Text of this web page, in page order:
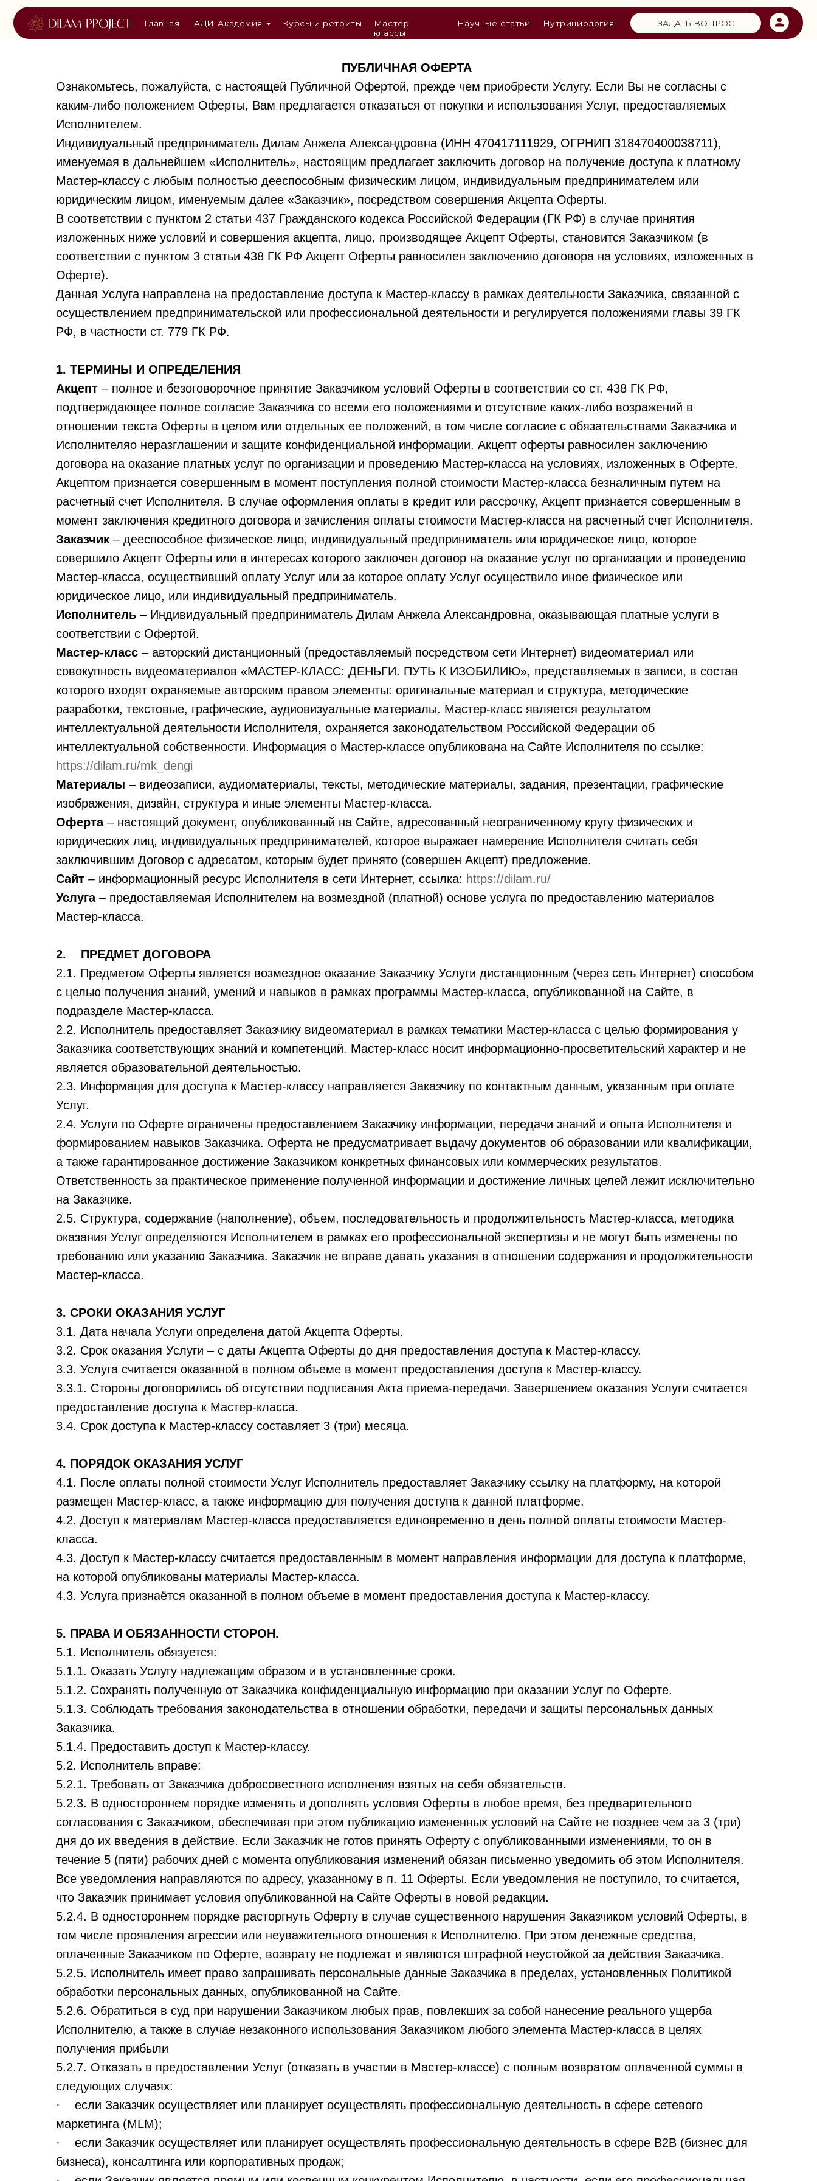
ЗАДАТЬ ВОПРОС
Нутрициология
Научные статьи
Мастер-
классы
Курсы и ретриты
АДИ-Академия
Главная
ПУБЛИЧНАЯ ОФЕРТА
Ознакомьтесь, пожалуйста, с настоящей Публичной Офертой, прежде чем приобрести Услугу. Если Вы не согласны с
каким-либо положением Оферты, Вам предлагается отказаться от покупки и использования Услуг, предоставляемых
Исполнителем.
Индивидуальный предприниматель Дилам Анжела Александровна (ИНН 470417111929, ОГРНИП 318470400038711),
именуемая в дальнейшем «Исполнитель», настоящим предлагает заключить договор на получение доступа к платному
Мастер-классу с любым полностью дееспособным физическим лицом, индивидуальным предпринимателем или
юридическим лицом, именуемым далее «Заказчик», посредством совершения Акцепта Оферты.
В соответствии с пунктом 2 статьи 437 Гражданского кодекса Российской Федерации (ГК РФ) в случае принятия
изложенных ниже условий и совершения акцепта, лицо, производящее Акцепт Оферты, становится Заказчиком (в
соответствии с пунктом 3 статьи 438 ГК РФ Акцепт Оферты равносилен заключению договора на условиях, изложенных в
Оферте).
Данная Услуга направлена на предоставление доступа к Мастер-классу в рамках деятельности Заказчика, связанной с
осуществлением предпринимательской или профессиональной деятельности и регулируется положениями главы 39 ГК
РФ, в частности ст. 779 ГК РФ.
1. ТЕРМИНЫ И ОПРЕДЕЛЕНИЯ
Акцепт – полное и безоговорочное принятие Заказчиком условий Оферты в соответствии со ст. 438 ГК РФ,
подтверждающее полное согласие Заказчика со всеми его положениями и отсутствие каких-либо возражений в
отношении текста Оферты в целом или отдельных ее положений, в том числе согласие с обязательствами Заказчика и
Исполнителяо неразглашении и защите конфиденциальной информации. Акцепт оферты равносилен заключению
договора на оказание платных услуг по организации и проведению Мастер-класса на условиях, изложенных в Оферте.
Акцептом признается совершенным в момент поступления полной стоимости Мастер-класса безналичным путем на
расчетный счет Исполнителя. В случае оформления оплаты в кредит или рассрочку, Акцепт признается совершенным в
момент заключения кредитного договора и зачисления оплаты стоимости Мастер-класса на расчетный счет Исполнителя.
Заказчик – дееспособное физическое лицо, индивидуальный предприниматель или юридическое лицо, которое
совершило Акцепт Оферты или в интересах которого заключен договор на оказание услуг по организации и проведению
Мастер-класса, осуществивший оплату Услуг или за которое оплату Услуг осуществило иное физическое или
юридическое лицо, или индивидуальный предприниматель.
Исполнитель – Индивидуальный предприниматель Дилам Анжела Александровна, оказывающая платные услуги в
соответствии с Офертой.
Мастер-класс – авторский дистанционный (предоставляемый посредством сети Интернет) видеоматериал или
совокупность видеоматериалов «МАСТЕР-КЛАСС: ДЕНЬГИ. ПУТЬ К ИЗОБИЛИЮ», представляемых в записи, в состав
которого входят охраняемые авторским правом элементы: оригинальные материал и структура, методические
разработки, текстовые, графические, аудиовизуальные материалы. Мастер-класс является результатом
интеллектуальной деятельности Исполнителя, охраняется законодательством Российской Федерации об
интеллектуальной собственности. Информация о Мастер-классе опубликована на Сайте Исполнителя по ссылке:
https://dilam.ru/mk_dengi
Материалы – видеозаписи, аудиоматериалы, тексты, методические материалы, задания, презентации, графические
изображения, дизайн, структура и иные элементы Мастер-класса.
Оферта– настоящий документ, опубликованный на Сайте, адресованный неограниченному кругу физических и
юридических лиц, индивидуальных предпринимателей, которое выражает намерение Исполнителя считать себя
заключившим Договор с адресатом, которым будет принято (совершен Акцепт) предложение.
Сайт – информационный ресурс Исполнителя в сети Интернет, ссылка: https://dilam.ru/
Услуга– предоставляемая Исполнителем на возмездной (платной) основе услуга по предоставлению материалов
Мастер-класса.
2. ПРЕДМЕТ ДОГОВОРА
2.1. Предметом Оферты является возмездное оказание Заказчику Услуги дистанционным (через сеть Интернет) способом
с целью получения знаний, умений и навыков в рамках программы Мастер-класса, опубликованной на Сайте, в
подразделе Мастер-класса.
2.2. Исполнитель предоставляет Заказчику видеоматериал в рамках тематики Мастер-класса с целью формирования у
Заказчика соответствующих знаний и компетенций. Мастер-класс носит информационно-просветительский характер и не
является образовательной деятельностью.
2.3. Информация для доступа к Мастер-классу направляется Заказчику по контактным данным, указанным при оплате
Услуг.
2.4. Услуги по Оферте ограничены предоставлением Заказчику информации, передачи знаний и опыта Исполнителя и
формированием навыков Заказчика. Оферта не предусматривает выдачу документов об образовании или квалификации,
а также гарантированное достижение Заказчиком конкретных финансовых или коммерческих результатов.
Ответственность за практическое применение полученной информации и достижение личных целей лежит исключительно
на Заказчике.
2.5. Структура, содержание (наполнение), объем, последовательность и продолжительность Мастер-класса, методика
оказания Услуг определяются Исполнителем в рамках его профессиональной экспертизы и не могут быть изменены по
требованию или указанию Заказчика. Заказчик не вправе давать указания в отношении содержания и продолжительности
Мастер-класса.
3. СРОКИ ОКАЗАНИЯ УСЛУГ
3.1. Дата начала Услуги определена датой Акцепта Оферты.
3.2. Срок оказания Услуги – с даты Акцепта Оферты до дня предоставления доступа к Мастер-классу.
3.3. Услуга считается оказанной в полном объеме в момент предоставления доступа к Мастер-классу.
3.3.1. Стороны договорились об отсутствии подписания Акта приема-передачи. Завершением оказания Услуги считается
предоставление доступа к Мастер-класса.
3.4. Срок доступа к Мастер-классу составляет 3 (три) месяца.
4. ПОРЯДОК ОКАЗАНИЯ УСЛУГ
4.1. После оплаты полной стоимости Услуг Исполнитель предоставляет Заказчику ссылку на платформу, на которой
размещен Мастер-класс, а также информацию для получения доступа к данной платформе.
4.2. Доступ к материалам Мастер-класса предоставляется единовременно в день полной оплаты стоимости Мастер-
класса.
4.3. Доступ к Мастер-классу считается предоставленным в момент направления информации для доступа к платформе,
на которой опубликованы материалы Мастер-класса.
4.3. Услуга признаётся оказанной в полном объеме в момент предоставления доступа к Мастер-классу.
5. ПРАВА И ОБЯЗАННОСТИ СТОРОН.
5.1. Исполнитель обязуется:
5.1.1. Оказать Услугу надлежащим образом и в установленные сроки.
5.1.2. Сохранять полученную от Заказчика конфиденциальную информацию при оказании Услуг по Оферте.
5.1.3. Соблюдать требования законодательства в отношении обработки, передачи и защиты персональных данных
Заказчика.
5.1.4. Предоставить доступ к Мастер-классу.
5.2. Исполнитель вправе:
5.2.1. Требовать от Заказчика добросовестного исполнения взятых на себя обязательств.
5.2.3. В одностороннем порядке изменять и дополнять условия Оферты в любое время, без предварительного
согласования с Заказчиком, обеспечивая при этом публикацию измененных условий на Сайте не позднее чем за 3 (три)
дня до их введения в действие. Если Заказчик не готов принять Оферту с опубликованными изменениями, то он в
течение 5 (пяти) рабочих дней с момента опубликования изменений обязан письменно уведомить об этом Исполнителя.
Все уведомления направляются по адресу, указанному в п. 11 Оферты. Если уведомления не поступило, то считается,
что Заказчик принимает условия опубликованной на Сайте Оферты в новой редакции.
5.2.4. В одностороннем порядке расторгнуть Оферту в случае существенного нарушения Заказчиком условий Оферты, в
том числе проявления агрессии или неуважительного отношения к Исполнителю. При этом денежные средства,
оплаченные Заказчиком по Оферте, возврату не подлежат и являются штрафной неустойкой за действия Заказчика.
5.2.5. Исполнитель имеет право запрашивать персональные данные Заказчика в пределах, установленных Политикой
обработки персональных данных, опубликованной на Сайте.
5.2.6. Обратиться в суд при нарушении Заказчиком любых прав, повлекших за собой нанесение реального ущерба
Исполнителю, а также в случае незаконного использования Заказчиком любого элемента Мастер-класса в целях
получения прибыли
5.2.7. Отказать в предоставлении Услуг (отказать в участии в Мастер-классе) с полным возвратом оплаченной суммы в
следующих случаях:
· если Заказчик осуществляет или планирует осуществлять профессиональную деятельность в сфере сетевого
маркетинга (MLM);
· если Заказчик осуществляет или планирует осуществлять профессиональную деятельность в сфере B2B (бизнес для
бизнеса), консалтинга или корпоративных продаж;